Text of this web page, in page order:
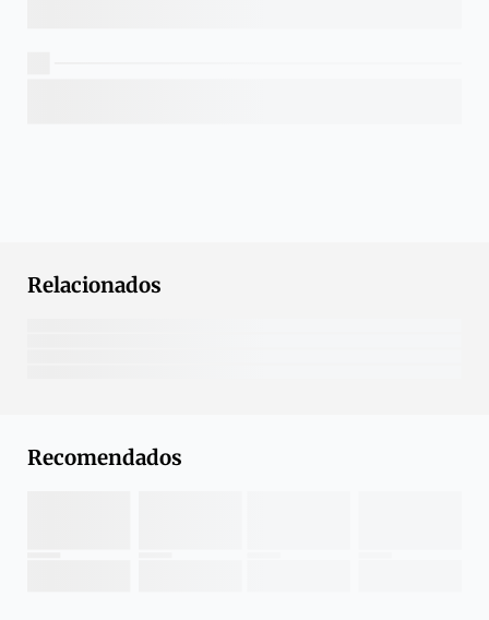
Relacionados
Recomendados